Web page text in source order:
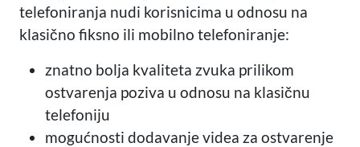
telefoniranja nudi korisnicima u odnosu na
klasično fiksno ili mobilno telefoniranje:
znatno bolja kvaliteta zvuka prilikom
ostvarenja poziva u odnosu na klasičnu
telefoniju
mogućnosti dodavanje videa za ostvarenje